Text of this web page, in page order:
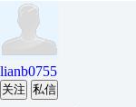
lianb0755
关注 私信